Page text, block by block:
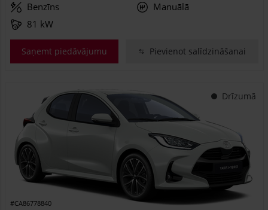
Benzīns
Manuālā
81 kW
Saņemt piedāvājumu Pievienot salīdzināšanai
Drīzumā
#CA86778840